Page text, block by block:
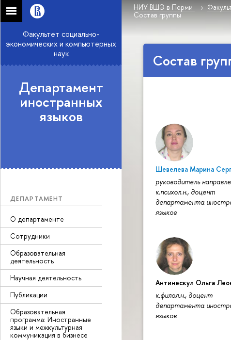
НИУ ВШЭ в Перми
Состав группы
Факультет социально-
экономических и компьютерных
наук
Департамент
иностранных
языков
ДЕПАРТАМЕНТ
О департаменте
Сотрудники
Образовательная
деятельность
Научная деятельность
Публикации
Образовательная
программа: Иностранные
языки и межкультурная
коммуникация в бизнесе
Состав
Шевелева Марина
руководитель
к.психол.н., доцент
департамента
языков
Антинескул Ольга
к.филол.н., доцент
департамента
языков